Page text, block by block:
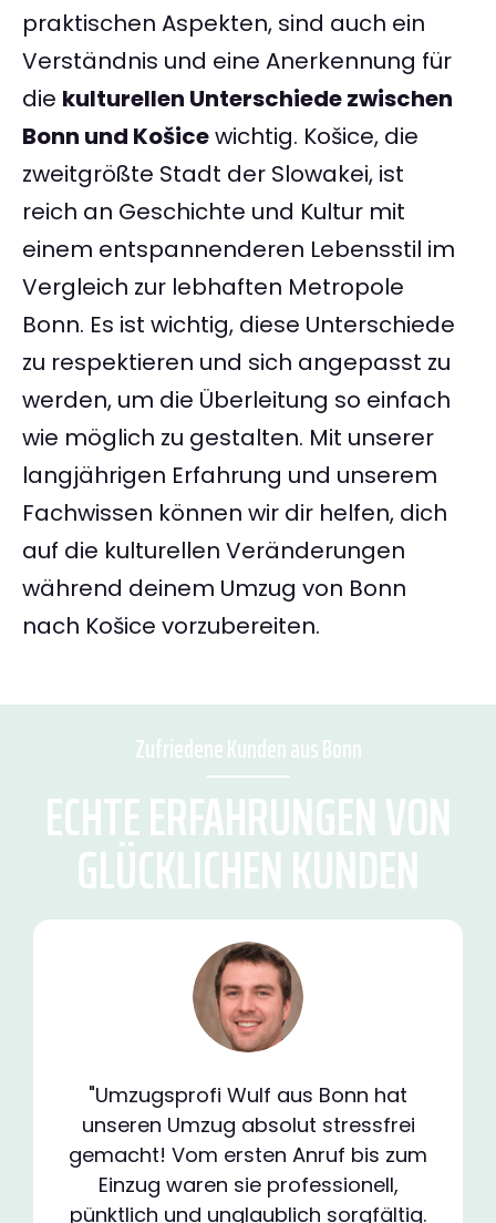
praktischen Aspekten, sind auch ein
Verständnis und eine Anerkennung für
die kulturellen Unterschiede zwischen
Bonn und Košicewichtig. Košice, die
zweitgrößte Stadt der Slowakei, ist
reich an Geschichte und Kultur mit
einem entspannenderen Lebensstil im
Vergleich zur lebhaften Metropole
Bonn. Es ist wichtig, diese Unterschiede
zu respektieren und sich angepasst zu
werden, um die Überleitung so einfach
wie möglich zu gestalten. Mit unserer
langjährigen Erfahrung und unserem
Fachwissen können wir dir helfen, dich
auf die kulturellen Veränderungen
während deinem Umzug von Bonn
nach Košice vorzubereiten.
Zufriedene Kunden aus Bonn
ECHTE ERFAHRUNGEN VON
GLÜCKLICHEN KUNDEN
"Umzugsprofi Wulf aus Bonn hat
unseren Umzug absolut stressfrei
gemacht! Vom ersten Anruf bis zum
Einzug waren sie professionell,
pünktlich und unglaublich sorgfältig.